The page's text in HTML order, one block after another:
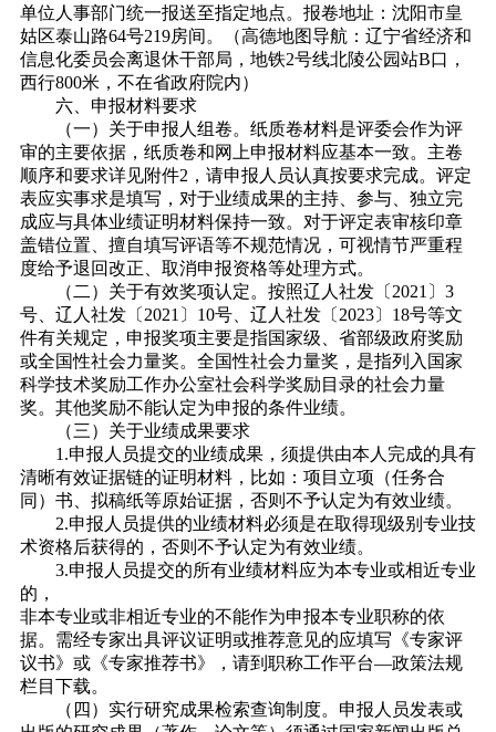
单位人事部门统一报送至指定地点。报卷地址：沈阳市皇
姑区泰山路64号219房间。（高德地图导航：辽宁省经济和
信息化委员会离退休干部局，地铁2号线北陵公园站B口，
西行800米，不在省政府院内）
六、申报材料要求
（一）关于申报人组卷。纸质卷材料是评委会作为评
审的主要依据，纸质卷和网上申报材料应基本一致。主卷
顺序和要求详见附件2，请申报人员认真按要求完成。评定
表应实事求是填写，对于业绩成果的主持、参与、独立完
成应与具体业绩证明材料保持一致。对于评定表审核印章
盖错位置、擅自填写评语等不规范情况，可视情节严重程
度给予退回改正、取消申报资格等处理方式。
（二）关于有效奖项认定。按照辽人社发〔2021〕3
号、辽人社发〔2021〕10号、辽人社发〔2023〕18号等文
件有关规定，申报奖项主要是指国家级、省部级政府奖励
或全国性社会力量奖。全国性社会力量奖，是指列入国家
科学技术奖励工作办公室社会科学奖励目录的社会力量
奖。其他奖励不能认定为申报的条件业绩。
（三）关于业绩成果要求
1.申报人员提交的业绩成果，须提供由本人完成的具有
清晰有效证据链的证明材料，比如：项目立项（任务合
同）书、拟稿纸等原始证据，否则不予认定为有效业绩。
2.申报人员提供的业绩材料必须是在取得现级别专业技
术资格后获得的，否则不予认定为有效业绩。
3.申报人员提交的所有业绩材料应为本专业或相近专业
的，
非本专业或非相近专业的不能作为申报本专业职称的依
据。需经专家出具评议证明或推荐意见的应填写《专家评
议书》或《专家推荐书》，请到职称工作平台—政策法规
栏目下载。
（四）实行研究成果检索查询制度。申报人员发表或